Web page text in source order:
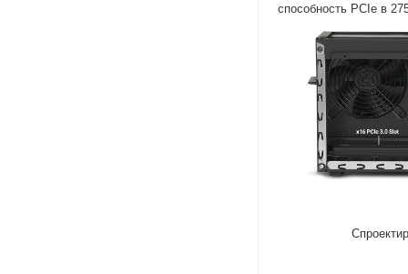
способность PCIe в